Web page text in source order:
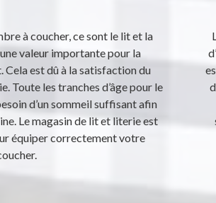
à coucher, ce sont le lit et la
valeur importante pour la
est dû à la satisfaction du
Toute les tranches d’âge pour le
d’un sommeil suffisant afin
Le magasin de lit et literie est
équiper correctement votre